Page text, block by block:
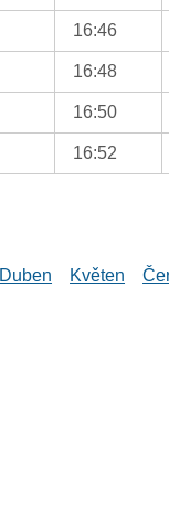
16:46
16:48
16:50
16:52
Duben Květen